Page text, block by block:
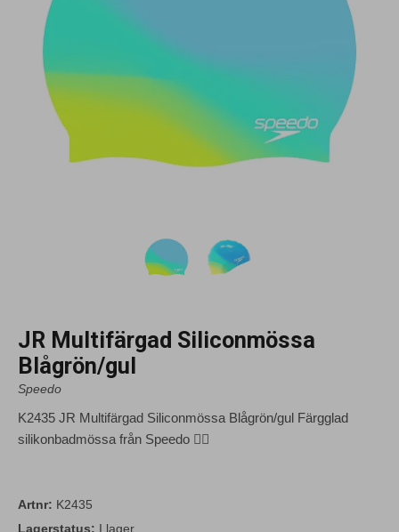
JR Multifärgad Siliconmössa
Blågrön/gul
Speedo
K2435 JR Multifärgad Siliconmössa Blågrön/gul Färgglad
silikonbadmössa från Speedo 🏊‍♀️
Artnr: K2435
Lagerstatus: I lager